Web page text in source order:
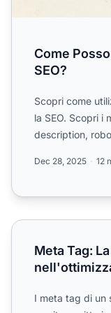
Come
SEO?
Scopri come
la SEO. Scopri i
description,
Dec 28, 2025 12
Meta Tag: La loro
Meta Tag:
I meta tag di un